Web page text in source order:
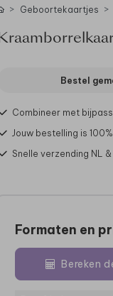
Geboortekaartjes
Bestel
Combineer met
Jouw bestelling is
Snelle verzending NL &
Formaten en
Bereken